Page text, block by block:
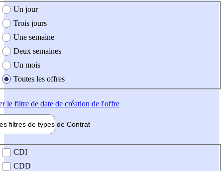
création de l'offre
Un jour
Trois jours
Une semaine
Deux semaines
Un mois
Toutes les offres
le filtre de date de création de l'offre
filtres de types de Contrat
contrat
CDI
CDD